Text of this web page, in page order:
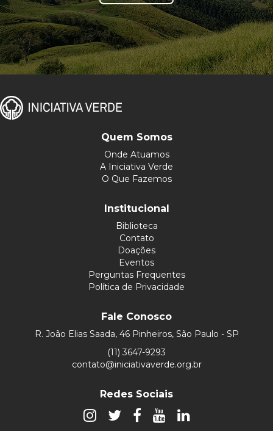
Quem Somos
Onde Atuamos
A Iniciativa Verde
O Que Fazemos
Institucional
Biblioteca
Contato
Doações
Eventos
Perguntas Frequentes
Política de Privacidade
Fale Conosco
R. João Elias Saada, 46 Pinheiros, São Paulo - SP
(11) 3647-9293
contato@iniciativaverde.org.br
Redes Sociais